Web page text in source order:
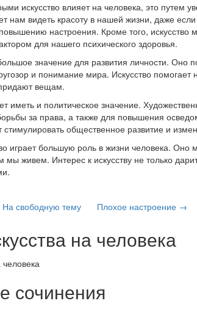
искусство влияет на человека, это путем
нам видеть красоту в нашей жизни, даже
настроения. Кроме того, искусство
для нашего психического здоровья.
значение для развития личности. Оно
и понимание мира. Искусство
вещам.
иметь и политическое значение.
за права, а также для повышения
стимулировать общественное развитие и
играет большую роль в жизни человека.
мы живем. Интерес к искусству не только
свободную тему Плохое настроение →
на человека
сочинения